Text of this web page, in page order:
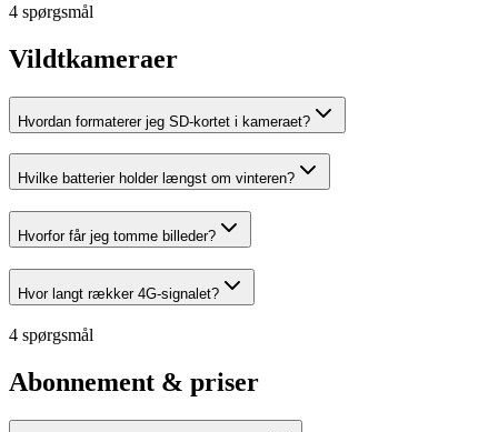
4 spørgsmål
Vildtkameraer
Hvordan formaterer jeg SD-kortet i kameraet?
Hvilke batterier holder længst om vinteren?
Hvorfor får jeg tomme billeder?
Hvor langt rækker 4G-signalet?
4 spørgsmål
Abonnement & priser